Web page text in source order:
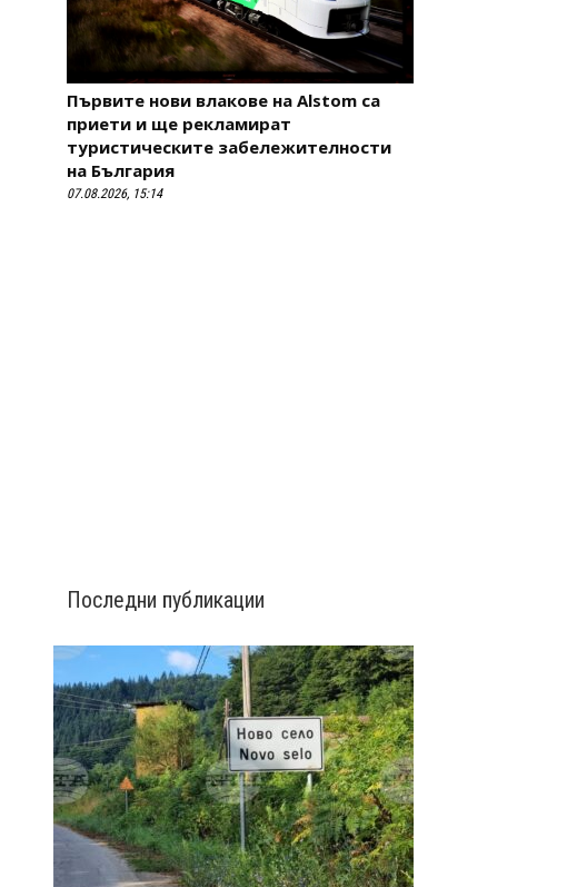
Първите нови влакове на Alstom са
приети и ще рекламират
туристическите забележителности
на България
07.08.2026, 15:14
Последни публикации